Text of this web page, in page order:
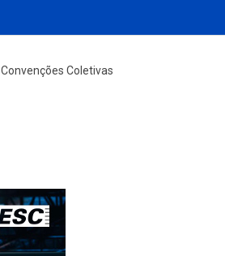
Convenções Coletivas